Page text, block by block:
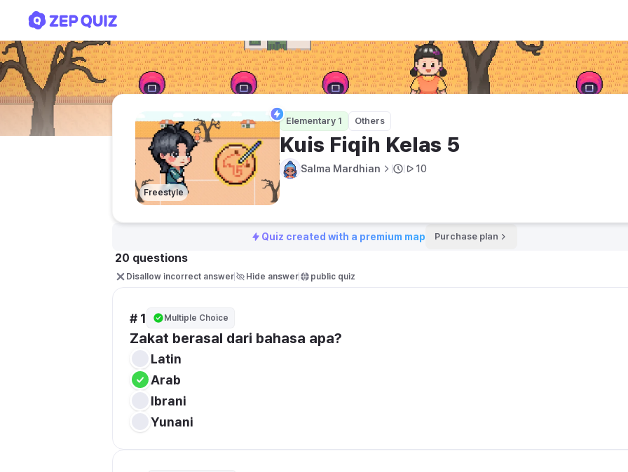
Freestyle
Elementary 1 Others
Kuis Fiqih Kelas 5
Salma Mardhian 10
Quiz created with a premium map Purchase plan
20 questions
Disallow incorrect answer Hide answer public quiz
# 1 Multiple Choice
Zakat berasal dari bahasa apa?
Latin
Arab
Ibrani
Yunani